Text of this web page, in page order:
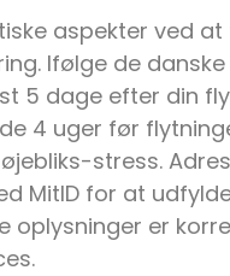
aspekter ved
Ifølge de
5 dage efter din
4 uger før
stress.
MitID for at
oplysninger er